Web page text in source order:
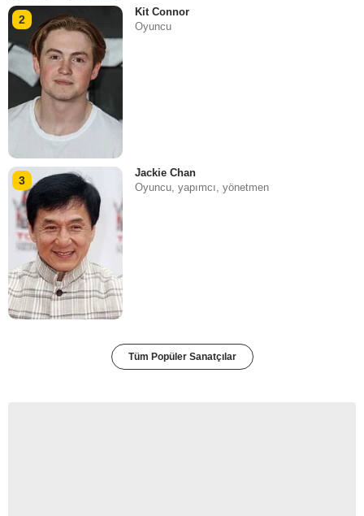
2
Kit Connor
Oyuncu
3
Jackie Chan
Oyuncu, yapımcı, yönetmen
Tüm Popüler Sanatçılar